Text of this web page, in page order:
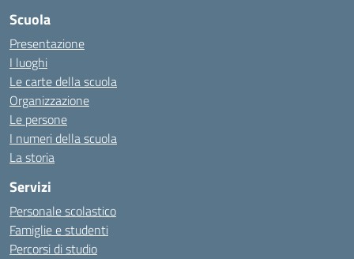
Scuola
Presentazione
I luoghi
Le carte della scuola
Organizzazione
Le persone
I numeri della scuola
La storia
Servizi
Personale scolastico
Famiglie e studenti
Percorsi di studio